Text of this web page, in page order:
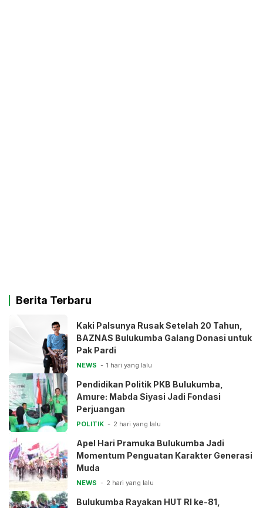
Berita Terbaru
Kaki Palsunya Rusak Setelah 20 Tahun,
BAZNAS Bulukumba Galang Donasi untuk
Pak Pardi
NEWS 1 hari yang lalu
Pendidikan Politik PKB Bulukumba,
Amure: Mabda Siyasi Jadi Fondasi
Perjuangan
POLITIK 2 hari yang lalu
Apel Hari Pramuka Bulukumba Jadi
Momentum Penguatan Karakter Generasi
Muda
NEWS 2 hari yang lalu
Bulukumba Rayakan HUT RI ke-81,